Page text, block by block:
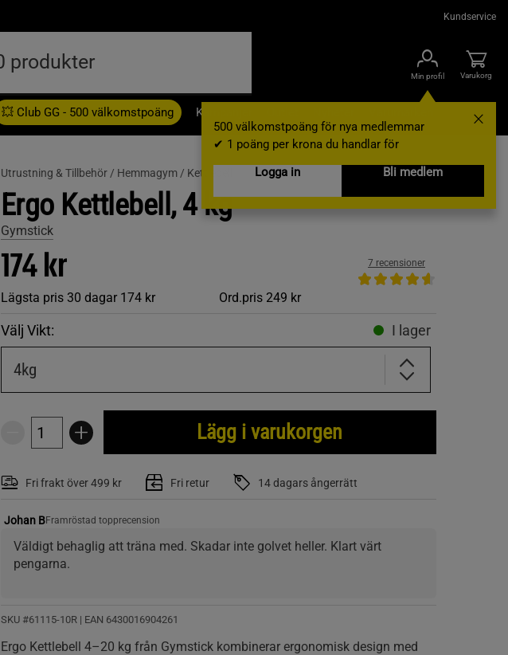
Kundservice
Min profil
500 välkomstpoäng för nya medlemmar
✔ 1 poäng per krona du handlar för
Logga in
Bli medlem
Varukorg
💥 Club GG - 500 välkomstpoäng Kampanjer
Utrustning & Tillbehör / Hemmagym / Kettlebell
Ergo Kettlebell, 4 kg
Gymstick
174 kr
Lägsta pris 30 dagar 174 kr Ord.pris 249 kr
7 recensioner
Välj Vikt: I lager
4kg
Lägg i varukorgen
Fri frakt över 499 kr Fri retur 14 dagars ångerrätt
Johan BFramröstad topprecension
Väldigt behaglig att träna med. Skadar inte golvet heller. Klart värt
pengarna.
SKU #61115-10R | EAN 6430016904261
Ergo Kettlebell 4–20 kg från Gymstick kombinerar ergonomisk design med